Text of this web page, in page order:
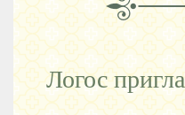
Логос